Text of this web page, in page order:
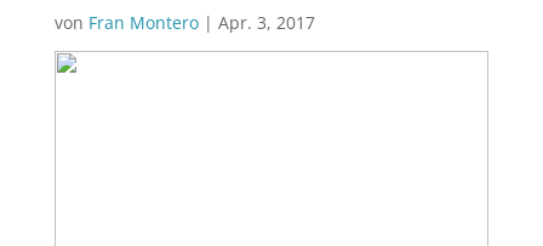
von Fran Montero| Apr. 3, 2017